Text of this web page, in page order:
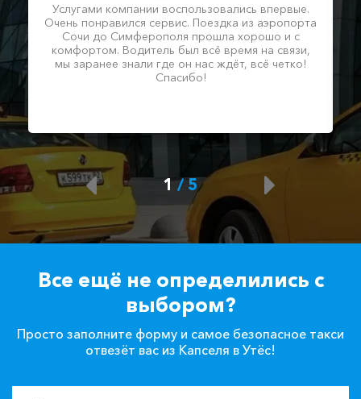
Услугами компании воспользовались впервые.
Очень понравился сервис. Поездка из аэропорта
Сочи до Симферополя прошла хорошо и с
комфортом. Водитель был всё время на связи,
мы заранее знали где он нас ждёт, всё четко!
Спасибо!
1/ 5
Все ещё не определились с
выбором?
Просто заполните форму и самое безопасное такси
отвезёт вас из Капселя в Утёс!